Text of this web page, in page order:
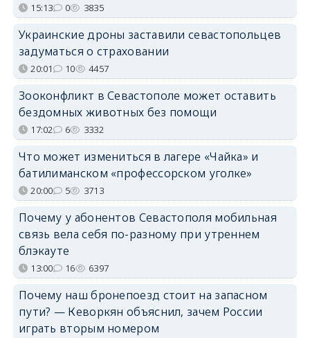
15:13 0 3835
Украинские дроны заставили севастопольцев
задуматься о страховании
20:01 10 4457
Зооконфликт в Севастополе может оставить
бездомных животных без помощи
17:02 6 3332
Что может измениться в лагере «Чайка» и
батилиманском «профессорском уголке»
20:00 5 3713
Почему у абонентов Севастополя мобильная
связь вела себя по-разному при утреннем
блэкауте
13:00 16 6397
Почему наш бронепоезд стоит на запасном
пути? — Кеворкян объяснил, зачем России
играть вторым номером